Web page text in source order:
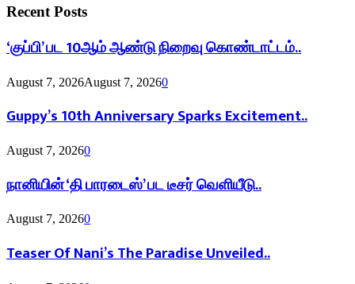
Recent Posts
‘குப்பி’ பட 10ஆம் ஆண்டு நிறைவு கொண்டாட்டம்..
August 7, 2026August 7, 20260
Guppy’s 10th Anniversary Sparks Excitement..
August 7, 20260
நானியின் ‘தி பாரடைஸ்’ பட டீசர் வெளியீடு..
August 7, 20260
Teaser Of Nani’s The Paradise Unveiled..